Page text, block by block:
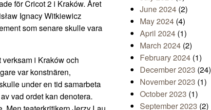
för Cricot 2 i Kraków. Året
Ignacy Witkiewicz
som senare skulle vara
i Kraków och
var konstnären,
under en tid samarbeta
vad ordet kan denotera.
June 2024 (2)
May 2024 (4)
April 2024 (1)
March 2024 (2)
February 2024 (1)
December 2023 (24)
November 2023 (1)
October 2023 (1)
September 2023 (2)